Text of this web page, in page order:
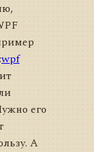
wpf
его
А